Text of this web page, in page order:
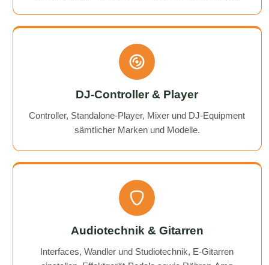
DJ-Controller & Player
Controller, Standalone-Player, Mixer und DJ-Equipment
sämtlicher Marken und Modelle.
Audiotechnik & Gitarren
Interfaces, Wandler und Studiotechnik, E-Gitarren